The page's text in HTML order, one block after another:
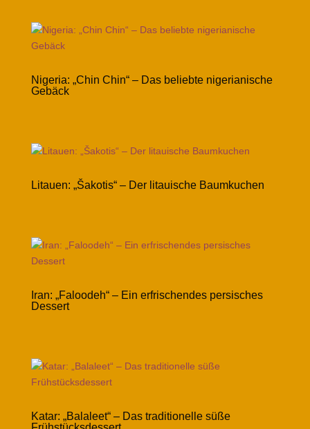
Nigeria: „Chin Chin“ – Das beliebte nigerianische
Gebäck
Litauen: „Šakotis“ – Der litauische Baumkuchen
Iran: „Faloodeh“ – Ein erfrischendes persisches
Dessert
Katar: „Balaleet“ – Das traditionelle süße